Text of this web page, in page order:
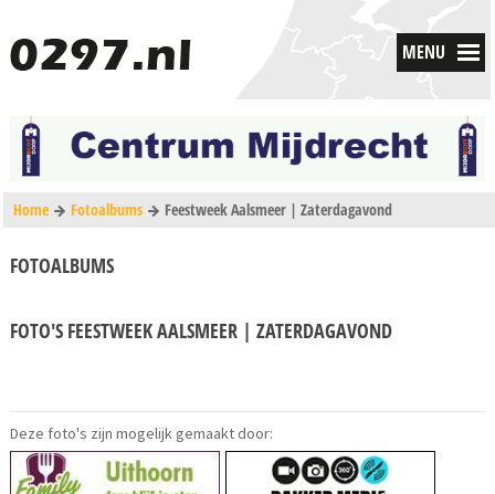
MENU
Home Fotoalbums Feestweek Aalsmeer | Zaterdagavond
FOTOALBUMS
FOTO'S FEESTWEEK AALSMEER | ZATERDAGAVOND
Deze foto's zijn mogelijk gemaakt door: